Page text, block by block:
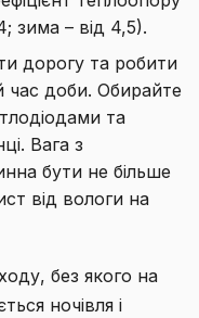
зима – від 4,5).
дорогу та робити
час доби. Обирайте
та
Вага з
бути не більше
від вологи на
без якого на
ночівля і